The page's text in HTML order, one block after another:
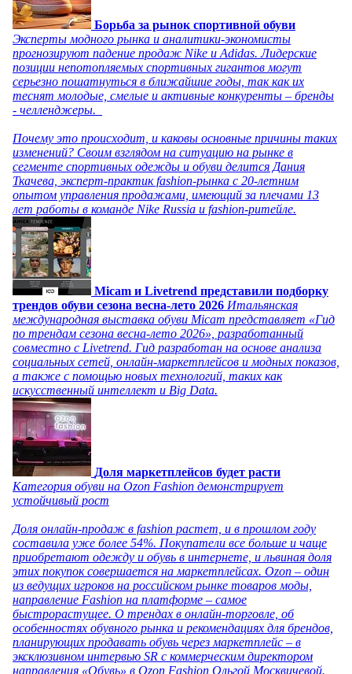
Борьба за рынок спортивной обуви
Эксперты модного рынка и аналитики-экономисты
прогнозируют падение продаж Nike и Adidas. Лидерские
позиции непотопляемых спортивных гигантов могут
серьезно пошатнуться в ближайшие годы, так как их
теснят молодые, смелые и активные конкуренты – бренды
- челленджеры.
Почему это происходит, и каковы основные причины таких
изменений? Своим взглядом на ситуацию на рынке в
сегменте спортивных одежды и обуви делится Дания
Ткачева, эксперт-практик fashion-рынка с 20-летним
опытом управления продажами, имеющий за плечами 13
лет работы в команде Nike Russia и fashion-ритейле.
Micam и Livetrend представили подборку
трендов обуви сезона весна-лето 2026 Итальянская
международная выставка обуви Micam представляет «Гид
по трендам сезона весна-лето 2026», разработанный
совместно с Livetrend. Гид разработан на основе анализа
социальных сетей, онлайн-маркетплейсов и модных показов,
а также с помощью новых технологий, таких как
искусственный интеллект и Big Data.
Доля маркетплейсов будет расти
Категория обуви на Ozon Fashion демонстрирует
устойчивый рост
Доля онлайн-продаж в fashion растет, и в прошлом году
составила уже более 54%. Покупатели все больше и чаще
приобретают одежду и обувь в интернете, и львиная доля
этих покупок совершается на маркетплейсах. Ozon – один
из ведущих игроков на российском рынке товаров моды,
направление Fashion на платформе – самое
быстрорастущее. О трендах в онлайн-торговле, об
особенностях обувного рынка и рекомендациях для брендов,
планирующих продавать обувь через маркетплейс – в
эксклюзивном интервью SR с коммерческим директором
направления «Обувь» в Ozon Fashion Ольгой Москвичевой.